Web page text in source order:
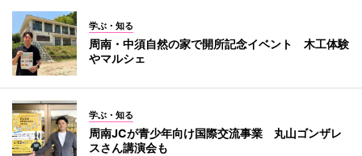
学ぶ・知る
周南・中須自然の家で開所記念イベント 木工体験
やマルシェ
学ぶ・知る
周南JCが青少年向け国際交流事業 丸山ゴンザレ
スさん講演会も